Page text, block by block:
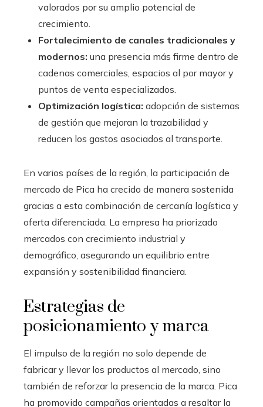
valorados por su amplio potencial de
crecimiento.
Fortalecimiento de canales tradicionales y
modernos: una presencia más firme dentro de
cadenas comerciales, espacios al por mayor y
puntos de venta especializados.
Optimización logística: adopción de sistemas
de gestión que mejoran la trazabilidad y
reducen los gastos asociados al transporte.
En varios países de la región, la participación de
mercado de Pica ha crecido de manera sostenida
gracias a esta combinación de cercanía logística y
oferta diferenciada. La empresa ha priorizado
mercados con crecimiento industrial y
demográfico, asegurando un equilibrio entre
expansión y sostenibilidad financiera.
Estrategias de
posicionamiento y marca
El impulso de la región no solo depende de
fabricar y llevar los productos al mercado, sino
también de reforzar la presencia de la marca. Pica
ha promovido campañas orientadas a resaltar la